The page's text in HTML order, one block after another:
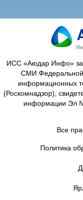
ИСС «Аюдар Инфо»
СМИ Федеральной
информационных
(Роскомнадзор),
информации Эл
Все
Политика